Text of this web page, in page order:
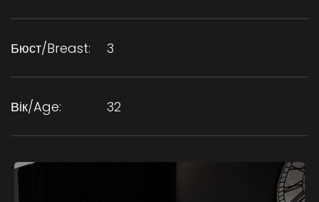
Бюст/Breast: 3
Вік/Age: 32